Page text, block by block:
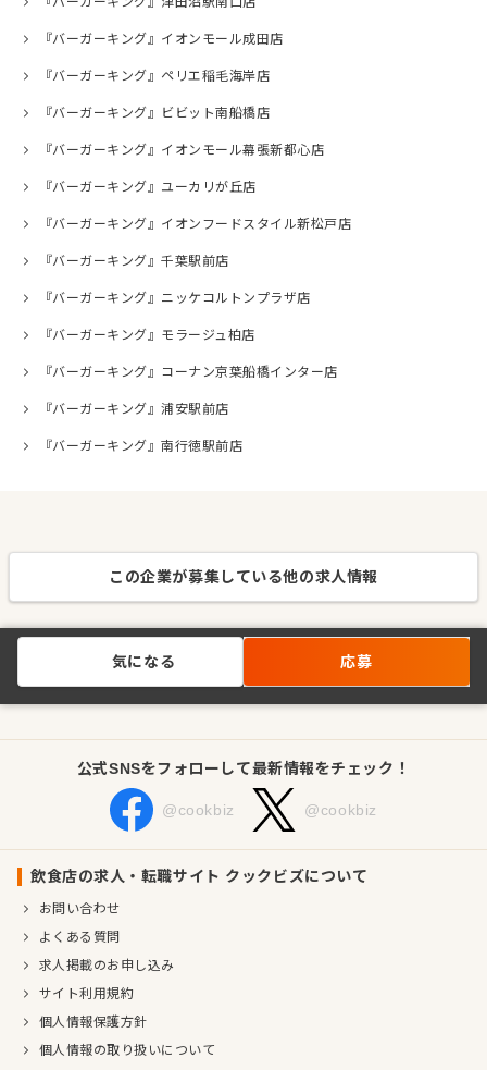
『バーガーキング』イオンモール成田店
『バーガーキング』ペリエ稲毛海岸店
『バーガーキング』ビビット南船橋店
『バーガーキング』イオンモール幕張新都心店
『バーガーキング』ユーカリが丘店
『バーガーキング』イオンフードスタイル新松戸店
『バーガーキング』千葉駅前店
『バーガーキング』ニッケコルトンプラザ店
『バーガーキング』モラージュ柏店
『バーガーキング』コーナン京葉船橋インター店
『バーガーキング』浦安駅前店
『バーガーキング』南行徳駅前店
この企業が募集している他の求人情報
気になる 応募
公式SNSをフォローして最新情報をチェック！
@cookbiz @cookbiz
飲食店の求人・転職サイト クックビズについて
お問い合わせ
よくある質問
求人掲載のお申し込み
サイト利用規約
個人情報保護方針
個人情報の取り扱いについて